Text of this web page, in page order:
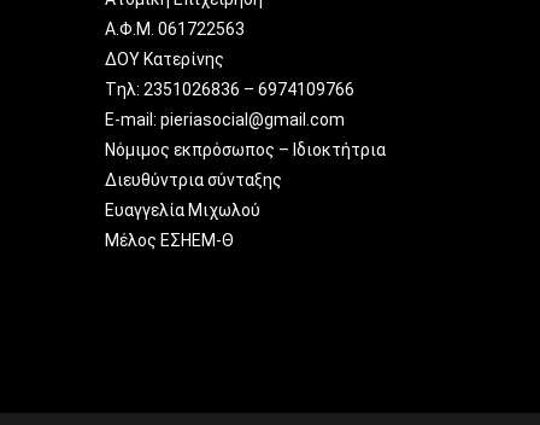
Α.Φ.Μ. 061722563
ΔΟΥ Κατερίνης
Tηλ: 2351026836 – 6974109766
E-mail: pieriasocial@gmail.com
Νόμιμος εκπρόσωπος – Ιδιοκτήτρια
Διευθύντρια σύνταξης
Ευαγγελία Μιχωλού
Μέλος ΕΣΗΕΜ-Θ